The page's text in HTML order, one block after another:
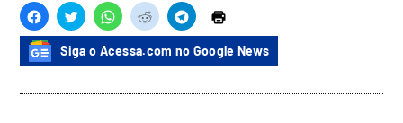
Siga o Acessa.com no Google News